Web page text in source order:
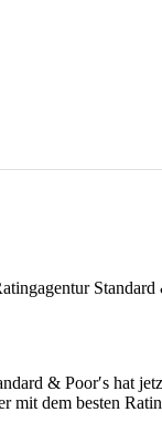
& Poor′s hat
mit dem besten